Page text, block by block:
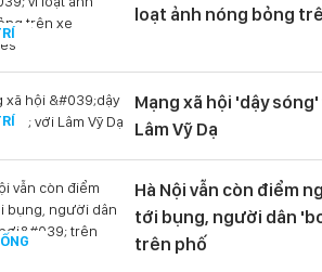
loạt ảnh nóng bỏng
Mạng xã hội 'dậy sóng'
Lâm Vỹ Dạ
Hà Nội vẫn còn điểm
tới bụng, người dân
trên phố